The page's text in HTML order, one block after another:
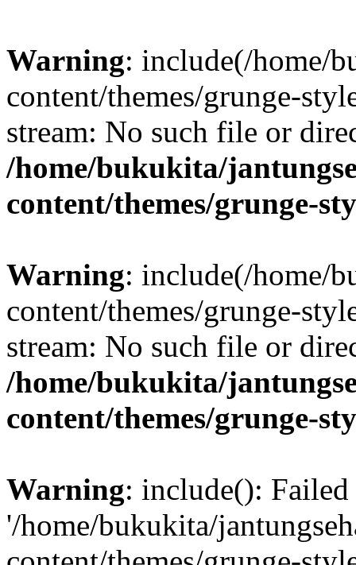
Warning: include(/home/
content/themes/grunge-
stream: No such file or
/home/bukukita/
content/themes/grunge-
Warning: include(/home/
content/themes/grunge-
stream: No such file or
/home/bukukita/
content/themes/grunge-
Warning: include():
'/home/bukukita/